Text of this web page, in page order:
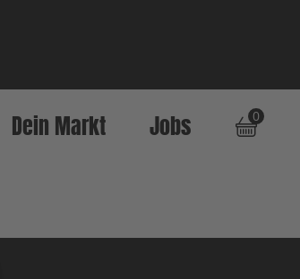
Dein Markt Jobs
0